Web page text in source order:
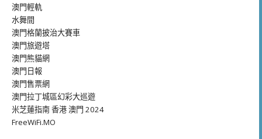
澳門輕軌
水舞間
澳門格蘭披治大賽車
澳門旅遊塔
澳門熊貓網
澳門日報
澳門售票網
澳門拉丁城區幻彩大巡遊
米芝蓮指南 香港 澳門 2024
FreeWiFi.MO